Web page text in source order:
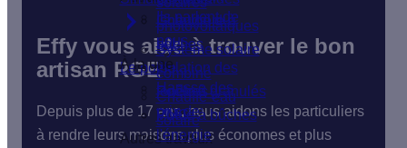
Isolation du
sol
Isolation des
fenêtres
VMC
Chaudière à
bûches
Le poêle
Poêle à granulés
Poêle à bûches
Autres travaux
photovoltaïques
Système solaire
combiné
Chauffe-eau
solaire
Ils parlent de
nous
À la une
Hausse des
prix de
l'énergie
Effy vous aide à trouver le bon
artisan RGE
Depuis plus de 17 ans, nous aidons les particuliers
à rendre leurs maisons plus économes et plus